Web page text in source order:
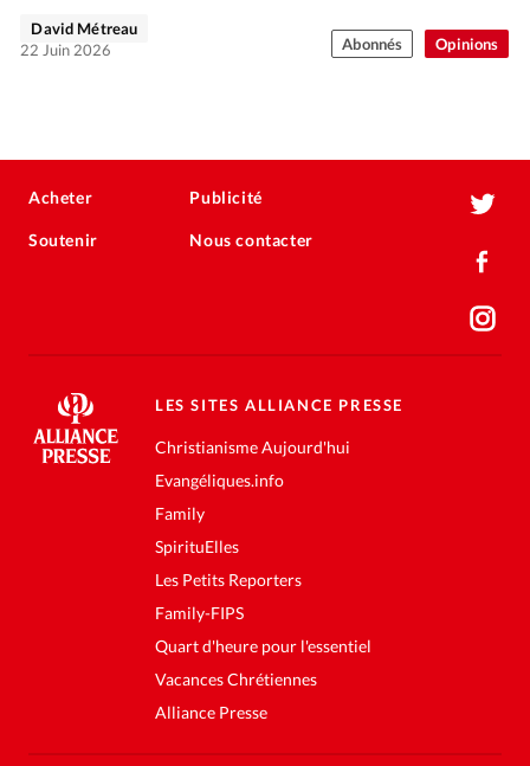
Opinions
David Métreau
22 Juin 2026
Abonnés
Acheter
Soutenir
Publicité
Nous contacter
LES SITES ALLIANCE PRESSE
Christianisme Aujourd'hui
Evangéliques.info
Family
SpirituElles
Les Petits Reporters
Family-FIPS
Quart d'heure pour l'essentiel
Vacances Chrétiennes
Alliance Presse